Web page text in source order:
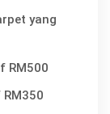
yang
RM500